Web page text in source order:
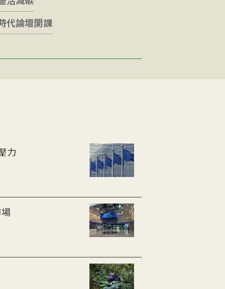
代論壇開課
力